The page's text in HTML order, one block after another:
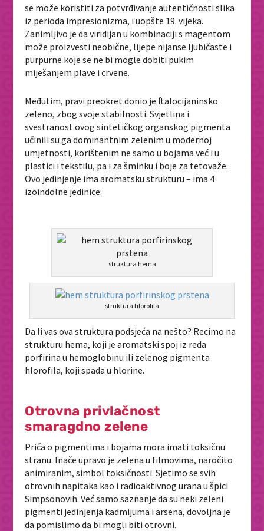
se može koristiti za potvrđivanje autentičnosti slika
iz perioda impresionizma, i uopšte 19. vijeka.
Zanimljivo je da viridijan u kombinaciji s magentom
može proizvesti neobične, lijepe nijanse ljubičaste i
purpurne koje se ne bi mogle dobiti pukim
miješanjem plave i crvene.
Međutim, pravi preokret donio je ftalocijaninsko
zeleno, zbog svoje stabilnosti. Svjetlina i
svestranost ovog sintetičkog organskog pigmenta
učinili su ga dominantnim zelenim u modernoj
umjetnosti, korištenim ne samo u bojama već i u
plastici i tekstilu, pa i za šminku i boje za tetovaže.
Ovo jedinjenje ima aromatsku strukturu – ima 4
izoindolne jedinice:
struktura hema
struktura hlorofila
Da li vas ova struktura podsjeća na nešto? Recimo na
strukturu hema, koji je aromatski spoj iz reda
porfirina u hemoglobinu ili zelenog pigmenta
hlorofila, koji spada u hlorine.
Otrovna privlačnost
smaragdno zelene
Priča o pigmentima i bojama mora imati toksičnu
stranu. Inače upravo je zelena u filmovima, naročito
animiranim, simbol toksičnosti. Sjetimo se svih
otrovnih napitaka kao i radioaktivnog urana u špici
Simpsonovih. Već samo saznanje da su neki zeleni
pigmenti jedinjenja kadmijuma i arsena, dovoljna je
da pomislimo da bi mogli biti otrovni.